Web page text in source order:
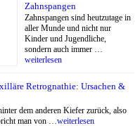
Zahnspangen
Zahnspangen sind heutzutage in
aller Munde und nicht nur
Kinder und Jugendliche,
sondern auch immer …
weiterlesen
Retrognathie: Ursachen &
dem anderen Kiefer zurück, also
man von …weiterlesen